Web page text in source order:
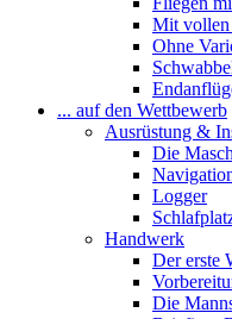
Mit vollen
Ohne
... auf den Wettbewerb
Ausrüstung &
Die
Logger
Handwerk
Der erste
Die